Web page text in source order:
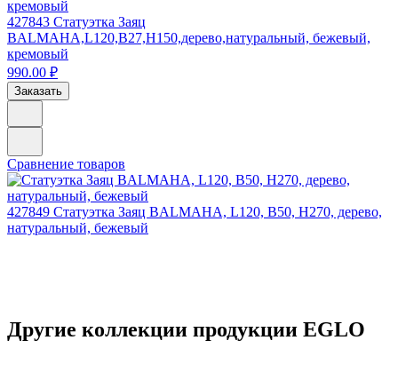
427843 Статуэтка Заяц
BALMAHA,L120,B27,H150,дерево,натуральный, бежевый,
кремовый
990.00 ₽
Заказать
Сравнение товаров
427849 Статуэтка Заяц BALMAHA, L120, B50, H270, дерево,
натуральный, бежевый
Другие коллекции продукции EGLO